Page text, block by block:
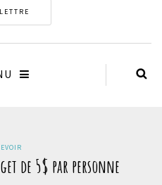
de 5$ par personne